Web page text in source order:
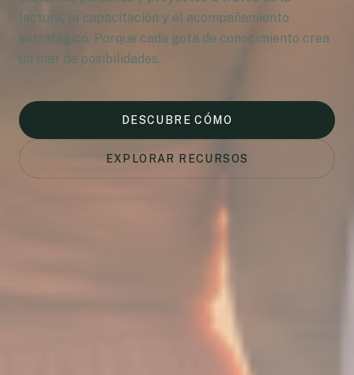
lectura, la capacitación y el acompañamiento
estratégico. Porque cada gota de conocimiento crea
un mar de posibilidades.
DESCUBRE CÓMO
EXPLORAR RECURSOS